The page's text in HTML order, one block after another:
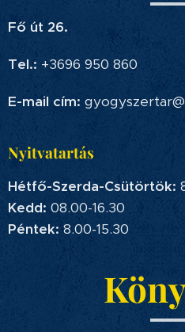
Fő út 26.
Tel.: +3696 950 860
E-mail cím:
Nyitvatartás
Hétfő-Szerda-Csütörtök:
Kedd: 08.00-16.30
Péntek:8.00-15.30